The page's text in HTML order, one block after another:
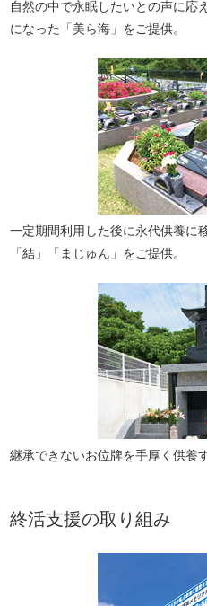
自然の中で永眠したいとの声に応
になった「美ら海」をご提供。
一定期間利用した後に永代供養に
「結」「まじゅん」をご提供。
継承できないお位牌を手厚く供養
終活支援の取り組み